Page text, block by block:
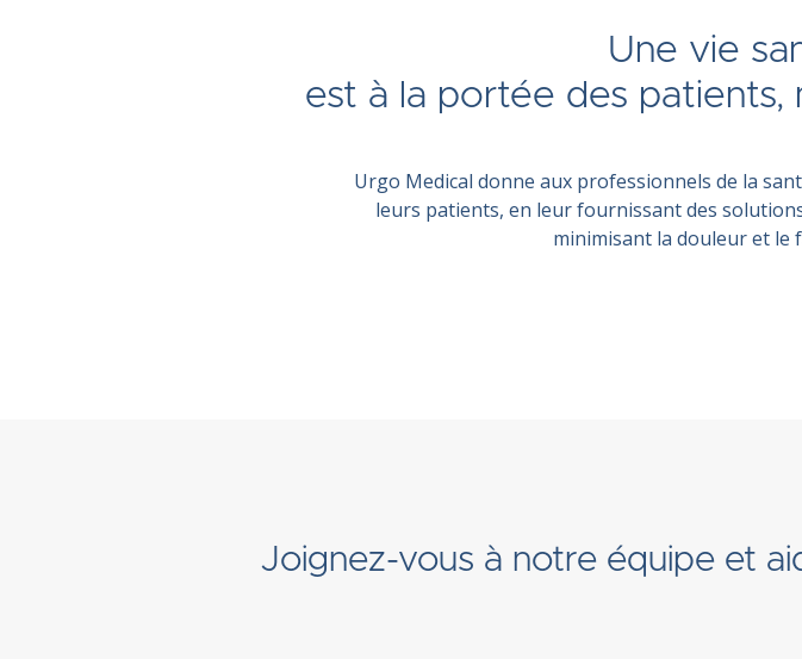
Une vie
est à la portée des patients,
Urgo Medical donne aux professionnels de la
leurs patients, en leur fournissant des
minimisant la douleur et le
Joignez-vous à notre équipe et